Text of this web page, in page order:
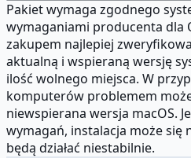
Pakiet wymaga zgodnego
wymaganiami producenta dla
zakupem najlepiej
aktualną i wspieraną wersję
ilość wolnego miejsca. W
komputerów problemem
niewspierana wersja macOS.
wymagań, instalacja może się
będą działać niestabilnie.